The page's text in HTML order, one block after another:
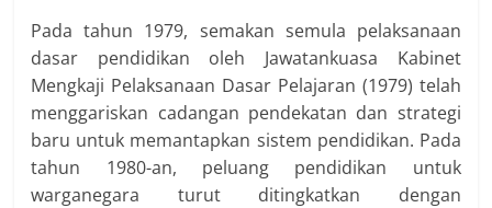
Pada tahun 1979, semakan semula pelaksanaan
dasar pendidikan oleh Jawatankuasa Kabinet
Mengkaji Pelaksanaan Dasar Pelajaran (1979) telah
menggariskan cadangan pendekatan dan strategi
baru untuk memantapkan sistem pendidikan. Pada
tahun 1980-an, peluang pendidikan untuk
warganegara turut ditingkatkan dengan